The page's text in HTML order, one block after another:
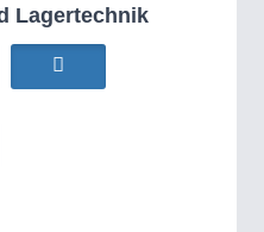
Lagertechnik